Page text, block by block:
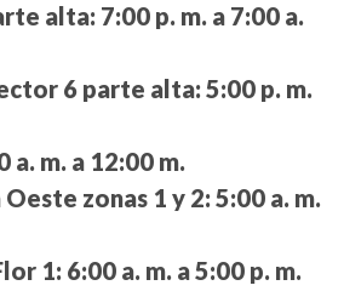
alta: 7:00 p. m. a 7:00 a.
6 parte alta: 5:00 p. m.
a. m. a 12:00 m.
zonas 1 y 2: 5:00 a. m.
1: 6:00 a. m. a 5:00 p. m.